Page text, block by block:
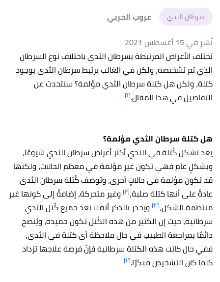
سرطان الثدي
عروب الحربي
نُشر في 15 أغسطس 2021
تختلف الأعراض المرتبطة بسرطان الثدي باختلاف نوع السرطان
الذي تم تشخيصه، ولكن في الغالب يرتبط سرطان الثدي بوجود
كتلة، ولكن هل كتلة سرطان الثدي مؤلمة؟ سنتحدث عن
التفاصيل في هذا المقال.[١]
هل كتلة سرطان الثدي مؤلمة؟
يعد تشكل كُتلة في الثدي أكثر أعراض سرطان الثدي شيوعًا،
وبشكلٍ عام فهي تكون غير مؤلمة في معظم الحالات، ولكنها
قد تكون مؤلمة في حالاتٍ أخرى، وتوصف كُتلة سرطان الثدي
عادةً على أنها كتلة صلبة،[٢]
وغير متحركة، إضافةً إلى كونها غير
منتظمة الشكل،[٣]
ويجدر بالذكر أنه لا تعد جميع كُتل الثدي
سرطانية، حيث إن الكثير من هذه الكُتل تكون حميدة، ويُنصح
دائمًا بمراجعة الطبيب في حال ملاحظة أي كتلة في الثدي،
ففي حال كانت هذه الكتلة سرطانية فإنّ فرصة علاجها تزداد
كلما كان التشخيص مبكرًا.[٢]